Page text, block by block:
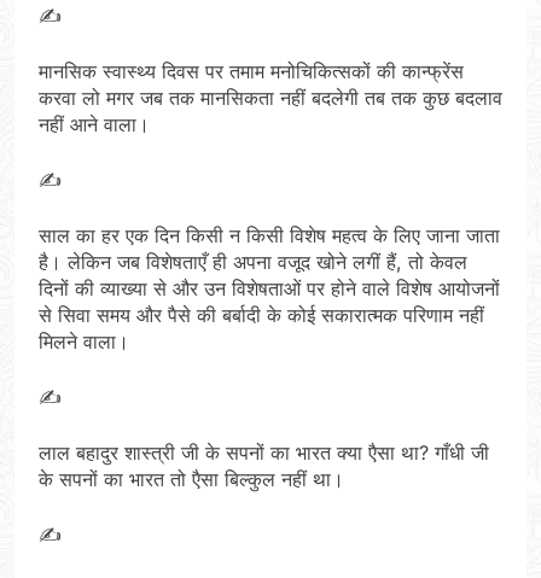
✍️
मानसिक स्वास्थ्य दिवस पर तमाम मनोचिकित्सकों की कान्फ्रेंस
करवा लो मगर जब तक मानसिकता नहीं बदलेगी तब तक कुछ बदलाव
नहीं आने वाला।
✍️
साल का हर एक दिन किसी न किसी विशेष महत्व के लिए जाना जाता
है। लेकिन जब विशेषताएँ ही अपना वजूद खोने लगीं हैं, तो केवल
दिनों की व्याख्या से और उन विशेषताओं पर होने वाले विशेष आयोजनों
से सिवा समय और पैसे की बर्बादी के कोई सकारात्मक परिणाम नहीं
मिलने वाला।
✍️
लाल बहादुर शास्त्री जी के सपनों का भारत क्या एैसा था? गाँधी जी
के सपनों का भारत तो एैसा बिल्कुल नहीं था।
✍️